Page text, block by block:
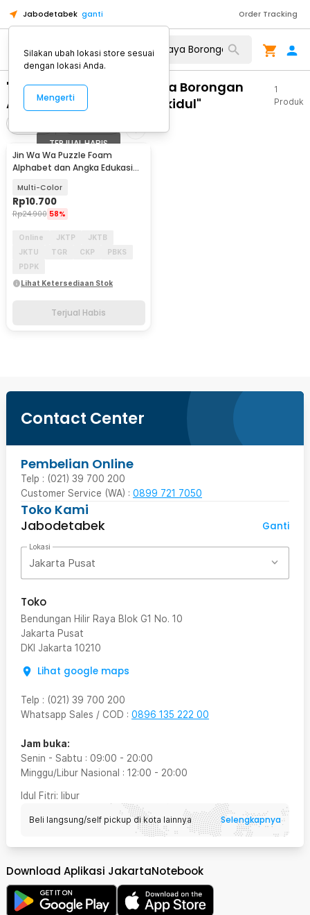
Jabodetabek ganti Order Tracking
"WA 0859 3970 0884 Biaya Borongan
Alustar Girisubo Gunungkidul"
1
Produk
TERJUAL HABIS
Jin Wa Wa Puzzle Foam
Alphabet dan Angka Edukasi
Multi-Color
Rp10.700
Rp24.900 58%
Online JKTP
JKTB
JKTU
TGR CKP
PBKS
PDPK
Lihat Ketersediaan Stok
Terjual Habis
Contact Center
Pembelian Online
Telp : (021) 39 700 200
Customer Service (WA) : 0899 721 7050
Toko Kami
Jabodetabek
Ganti
Lokasi
Jakarta Pusat
Toko
Bendungan Hilir Raya Blok G1 No. 10
Jakarta Pusat
DKI Jakarta 10210
Lihat google maps
Telp : (021) 39 700 200
Whatsapp Sales / COD : 0896 135 222 00
Jam buka:
Senin - Sabtu : 09:00 - 20:00
Minggu/Libur Nasional : 12:00 - 20:00
Idul Fitri: libur
Beli langsung/self pickup di kota lainnya Selengkapnya
Download Aplikasi JakartaNotebook
Silakan ubah lokasi store sesuai
dengan lokasi Anda.
Mengerti